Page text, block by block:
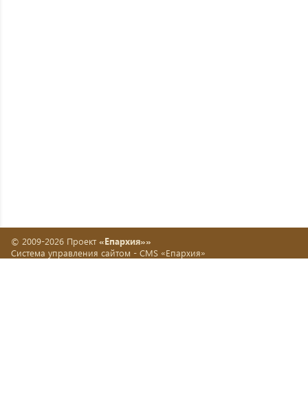
© 2009-2026 Проект «Епархия»»
Система управления сайтом - CMS «Епархия»